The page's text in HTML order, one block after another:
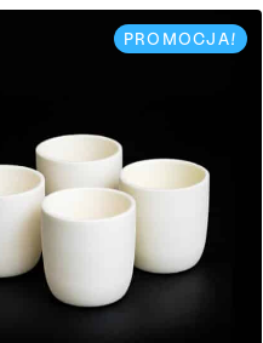
PROMOCJA!